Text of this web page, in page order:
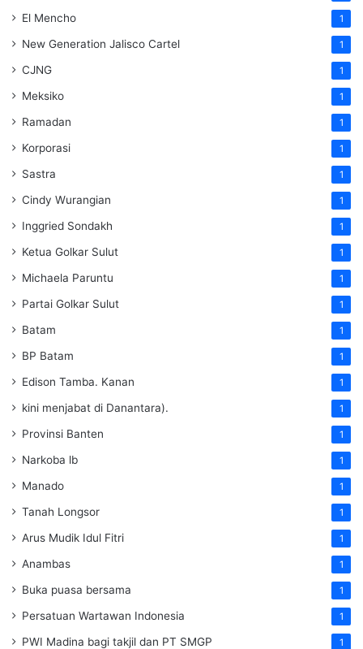
El Mencho 1
New Generation Jalisco Cartel 1
CJNG 1
Meksiko 1
Ramadan 1
Korporasi 1
Sastra 1
Cindy Wurangian 1
Inggried Sondakh 1
Ketua Golkar Sulut 1
Michaela Paruntu 1
Partai Golkar Sulut 1
Batam 1
BP Batam 1
Edison Tamba. Kanan 1
kini menjabat di Danantara). 1
Provinsi Banten 1
Narkoba lb 1
Manado 1
Tanah Longsor 1
Arus Mudik Idul Fitri 1
Anambas 1
Buka puasa bersama 1
Persatuan Wartawan Indonesia 1
PWI Madina bagi takjil dan PT SMGP 1